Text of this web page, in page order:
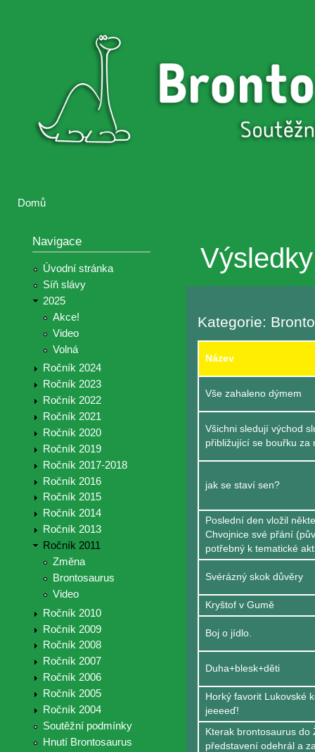
Brontosaurus
Brontosaurus
Domů
Navigace
Úvodní stránka
Síň slávy
2025
Akce!
Video
Volná
Ročník 2024
Ročník 2023
Ročník 2022
Ročník 2021
Ročník 2020
Ročník 2019
Ročník 2017-2018
Ročník 2016
Ročník 2015
Ročník 2014
Ročník 2013
Ročník 2011
Změna
Brontosaurus
Video
Ročník 2010
Ročník 2009
Ročník 2008
Ročník 2007
Ročník 2006
Ročník 2005
Ročník 2004
Soutěžní podmínky
Hnutí Brontosaurus
Kategorie:
Název
Vše zahaleno dýmem
Všichni sledují východ
přibližující se bouřku za
jak se staví sen?
Poslední den vložil
Chvojnice své přání
potřebný k tematické
Svérázný skok důvěry
Kryštof v Gumě
Boj o jídlo.
Duha+blesk+děti
Horký favorit Lukovské
jeeeeď!
Kterak brontosaurus do
představení odehrál a